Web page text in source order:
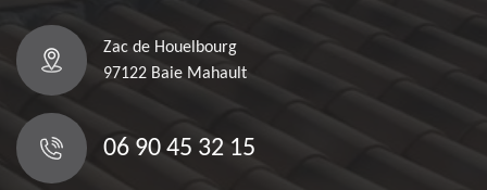
Zac de Houelbourg
97122 Baie Mahault
06 90 45 32 15